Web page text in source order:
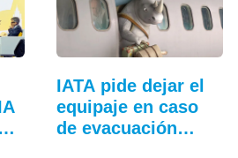
IATA pide dejar el
equipaje en caso
de evacuación…